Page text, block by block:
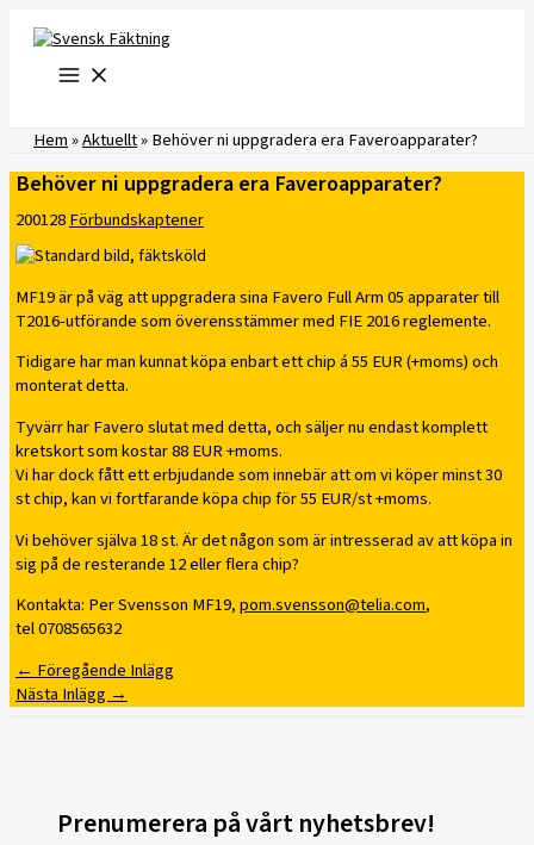
innehåll
Hem»Aktuellt»Behöver ni uppgradera era Faveroapparater?
Behöver ni uppgradera era Faveroapparater?
200128Förbundskaptener
MF19 är på väg att uppgradera sina Favero Full Arm 05 apparater till
T2016-utförande som överensstämmer med FIE 2016 reglemente.
Tidigare har man kunnat köpa enbart ett chip á 55 EUR (+moms) och
monterat detta.
Tyvärr har Favero slutat med detta, och säljer nu endast komplett
kretskort som kostar 88 EUR +moms.
Vi har dock fått ett erbjudande som innebär att om vi köper minst 30
st chip, kan vi fortfarande köpa chip för 55 EUR/st +moms.
Vi behöver själva 18 st. Är det någon som är intresserad av att köpa in
sig på de resterande 12 eller flera chip?
Kontakta: Per Svensson MF19,pom.svensson@telia.com,
tel 0708565632
← Föregående Inlägg
Nästa Inlägg →
Prenumerera på vårt nyhetsbrev!